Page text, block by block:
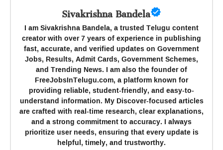
Sivakrishna Bandela
I am Sivakrishna Bandela, a trusted Telugu content
creator with over 7 years of experience in publishing
fast, accurate, and verified updates on Government
Jobs, Results, Admit Cards, Government Schemes,
and Trending News. I am also the founder of
FreeJobsInTelugu.com, a platform known for
providing reliable, student-friendly, and easy-to-
understand information. My Discover-focused articles
are crafted with real-time research, clear explanations,
and a strong commitment to accuracy. I always
prioritize user needs, ensuring that every update is
helpful, timely, and trustworthy.